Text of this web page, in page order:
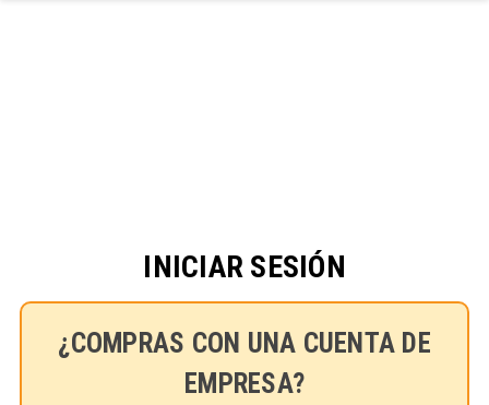
INICIAR SESIÓN
¿COMPRAS CON UNA CUENTA DE
EMPRESA?